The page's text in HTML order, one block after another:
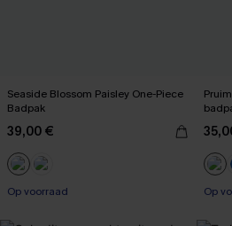
Seaside Blossom Paisley One-Piece
Badpak
39,00 €
【AG18】2 met 10% korting
【